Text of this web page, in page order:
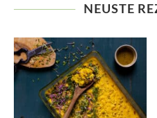
NEUSTE